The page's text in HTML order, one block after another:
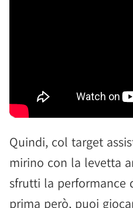
Quindi, col target
mirino con la levetta
sfrutti la performance
prima però, puoi